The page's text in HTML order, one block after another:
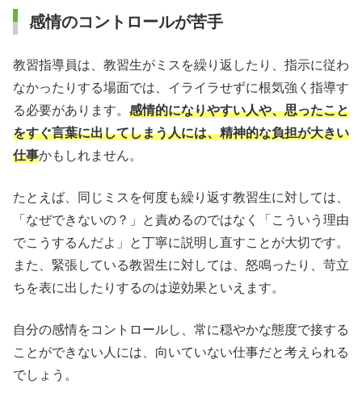
感情のコントロールが苦手
教習指導員は、教習生がミスを繰り返したり、指示に従わ
なかったりする場面では、イライラせずに根気強く指導す
る必要があります。 感情的になりやすい人や、思ったこと
をすぐ言葉に出してしまう人には、精神的な負担が大きい
仕事かもしれません。
たとえば、同じミスを何度も繰り返す教習生に対しては、
「なぜできないの？」と責めるのではなく「こういう理由
でこうするんだよ」と丁寧に説明し直すことが大切です。
また、緊張している教習生に対しては、怒鳴ったり、苛立
ちを表に出したりするのは逆効果といえます。
自分の感情をコントロールし、常に穏やかな態度で接する
ことができない人には、向いていない仕事だと考えられる
でしょう。